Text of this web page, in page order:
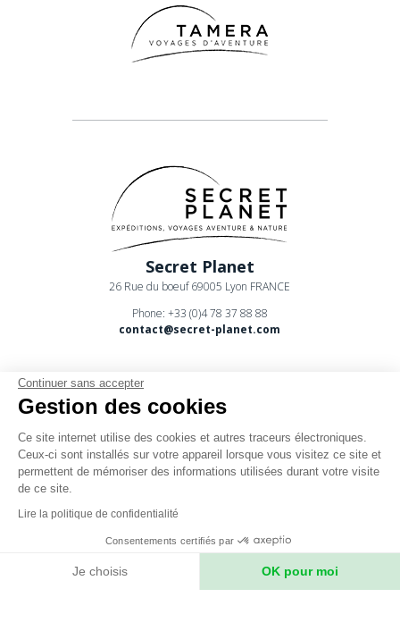
Secret Planet
26 Rue du boeuf 69005 Lyon FRANCE
Phone: +33 (0)4 78 37 88 88
contact@secret-planet.com
Youtube
Podcast
Mentions légales
Continuer sans accepter
Gestion des cookies
Ce site internet utilise des cookies et autres traceurs électroniques.
Ceux-ci sont installés sur votre appareil lorsque vous visitez ce site et
permettent de mémoriser des informations utilisées durant votre visite
de ce site.
Lire la politique de confidentialité
Consentements certifiés par
Je choisis OK pour moi